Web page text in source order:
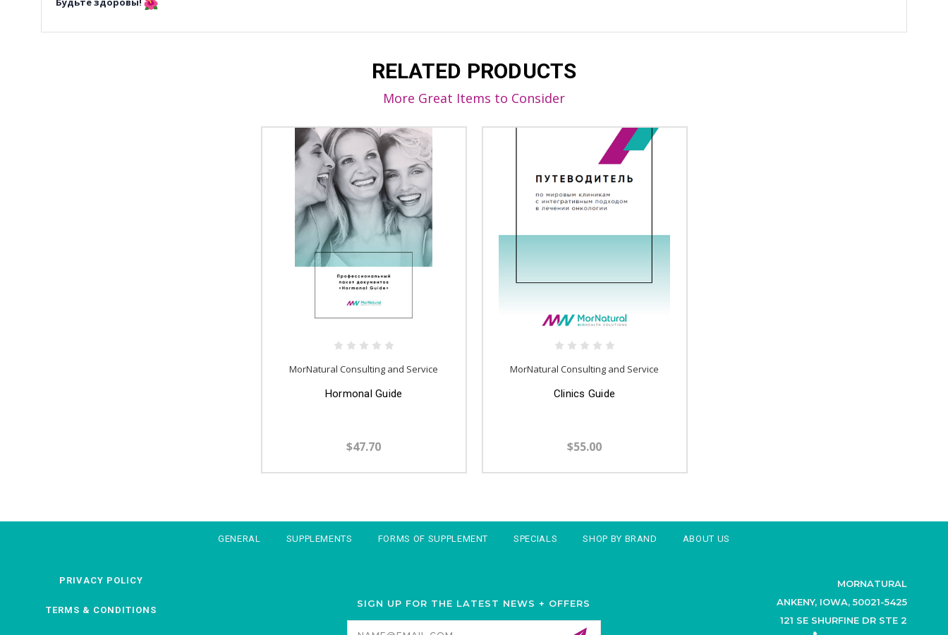
RELATED PRODUCTS
More Great Items to Consider
MorNatural Consulting and Service
Hormonal Guide
$47.70
MorNatural Consulting and Service
Clinics Guide
$55.00
GENERAL SUPPLEMENTS FORMS OF SUPPLEMENT SPECIALS SHOP BY BRAND ABOUT US
PRIVACY POLICY
TERMS & CONDITIONS
SIGN UP FOR THE LATEST NEWS + OFFERS
Email
MORNATURAL
ANKENY, IOWA, 50021-5425
121 SE SHURFINE DR STE 2